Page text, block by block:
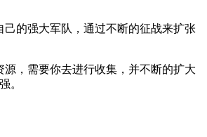
的强大军队，通过不断的征战来扩张
，需要你去进行收集，并不断的扩大
。